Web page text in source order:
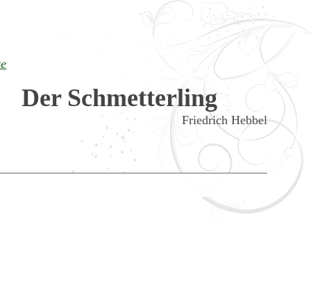
Der Schmetterling
Friedrich Hebbel